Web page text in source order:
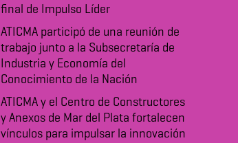
final de Impulso Líder
ATICMA participó de una reunión de
trabajo junto a la Subsecretaría de
Industria y Economía del
Conocimiento de la Nación
ATICMA y el Centro de Constructores
y Anexos de Mar del Plata fortalecen
vínculos para impulsar la innovación